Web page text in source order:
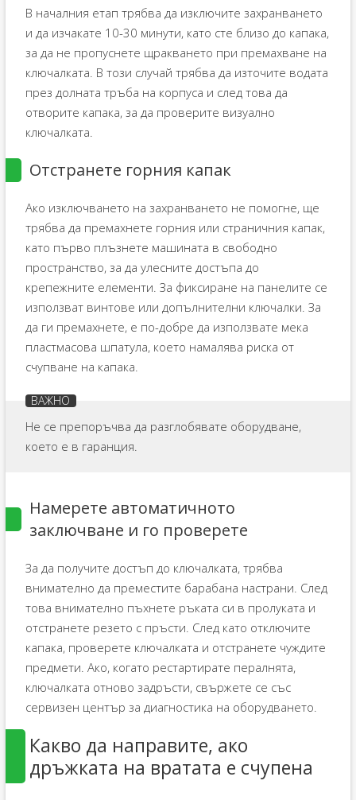
В началния етап трябва да изключите захранването
и да изчакате 10-30 минути, като сте близо до капака,
за да не пропуснете щракването при премахване на
ключалката. В този случай трябва да източите водата
през долната тръба на корпуса и след това да
отворите капака, за да проверите визуално
ключалката.
Отстранете горния капак
Ако изключването на захранването не помогне, ще
трябва да премахнете горния или страничния капак,
като първо плъзнете машината в свободно
пространство, за да улесните достъпа до
крепежните елементи. За фиксиране на панелите се
използват винтове или допълнителни ключалки. За
да ги премахнете, е по-добре да използвате мека
пластмасова шпатула, което намалява риска от
счупване на капака.
Не се препоръчва да разглобявате оборудване,
което е в гаранция.
Намерете автоматичното
заключване и го проверете
За да получите достъп до ключалката, трябва
внимателно да преместите барабана настрани. След
това внимателно пъхнете ръката си в пролуката и
отстранете резето с пръсти. След като отключите
капака, проверете ключалката и отстранете чуждите
предмети. Ако, когато рестартирате пералнята,
ключалката отново задръсти, свържете се със
сервизен център за диагностика на оборудването.
Какво да направите, ако
дръжката на вратата е счупена